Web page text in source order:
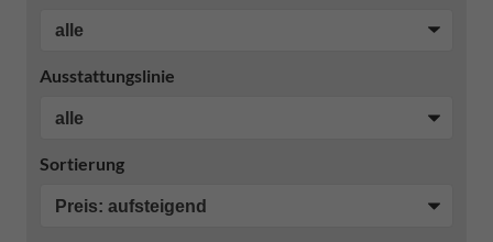
Ausstattungslinie
Sortierung